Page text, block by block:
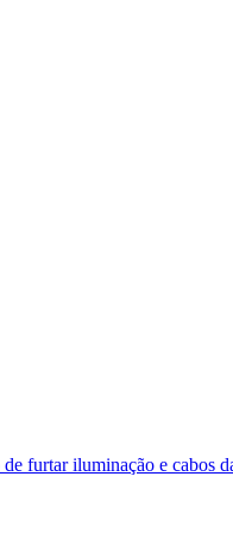
e cabos da estátua de